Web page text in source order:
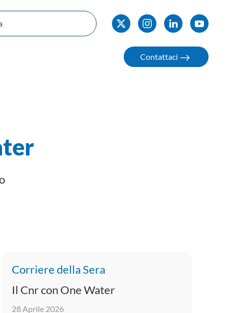
Contattaci
Corriere della Sera
Il Cnr con One Water
28 Aprile 2026